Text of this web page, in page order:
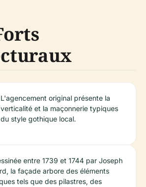
L'agencement original présente la
verticalité et la maçonnerie typiques
du style gothique local.
entre 1739 et 1744 par Joseph
la façade arbore des éléments
tels que des pilastres, des